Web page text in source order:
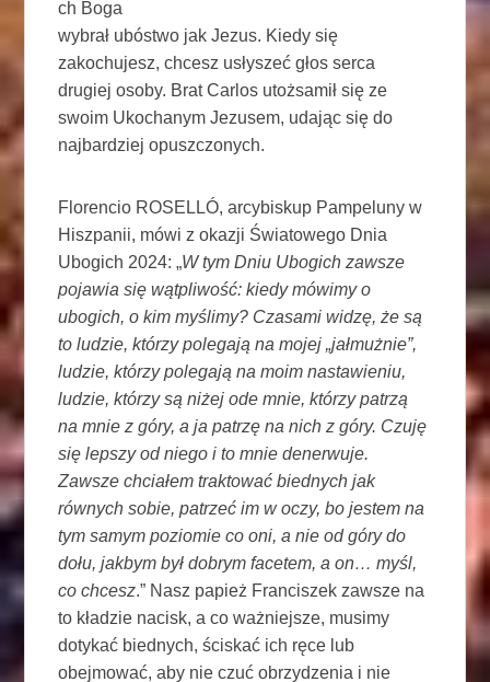
ch Boga
wybrał ubóstwo jak Jezus. Kiedy się
zakochujesz, chcesz usłyszeć głos serca
drugiej osoby. Brat Carlos utożsamił się ze
swoim Ukochanym Jezusem, udając się do
najbardziej opuszczonych.
Florencio ROSELLÓ, arcybiskup Pampeluny w
Hiszpanii, mówi z okazji Światowego Dnia
Ubogich 2024: „W tym Dniu Ubogich zawsze
pojawia się wątpliwość: kiedy mówimy o
ubogich, o kim myślimy? Czasami widzę, że są
to ludzie, którzy polegają na mojej „jałmużnie”,
ludzie, którzy polegają na moim nastawieniu,
ludzie, którzy są niżej ode mnie, którzy patrzą
na mnie z góry, a ja patrzę na nich z góry. Czuję
się lepszy od niego i to mnie denerwuje.
Zawsze chciałem traktować biednych jak
równych sobie, patrzeć im w oczy, bo jestem na
tym samym poziomie co oni, a nie od góry do
dołu, jakbym był dobrym facetem, a on… myśl,
co chcesz.” Nasz papież Franciszek zawsze na
to kładzie nacisk, a co ważniejsze, musimy
dotykać biednych, ściskać ich ręce lub
obejmować, aby nie czuć obrzydzenia i nie